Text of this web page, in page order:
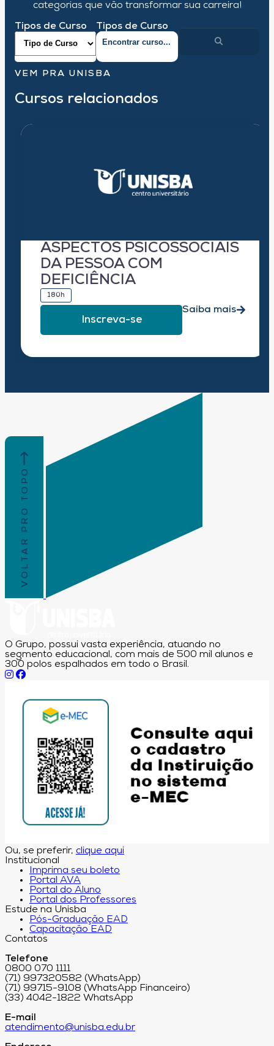
categorias que vão transformar sua carreira!
Tipos de Curso Tipos de Curso
VEM PRA UNISBA
Cursos relacionados
ASPECTOS PSICOSSOCIAIS
DA PESSOA COM
DEFICIÊNCIA
180h
Inscreva-se
Saiba mais
VOLTAR PRO TOPO
O Grupo, possui vasta experiência, atuando no
segmento educacional, com mais de 500 mil alunos e
300 polos espalhados em todo o Brasil.
Ou, se preferir, clique aqui
Institucional
Imprima seu boleto
Portal AVA
Portal do Aluno
Portal dos Professores
Estude na Unisba
Pós-Graduação EAD
Capacitação EAD
Contatos
Telefone
0800 070 1111
(71) 997320582 (WhatsApp)
(71) 99715-9108 (WhatsApp Financeiro)
(33) 4042-1822 WhatsApp
E-mail
atendimento@unisba.edu.br